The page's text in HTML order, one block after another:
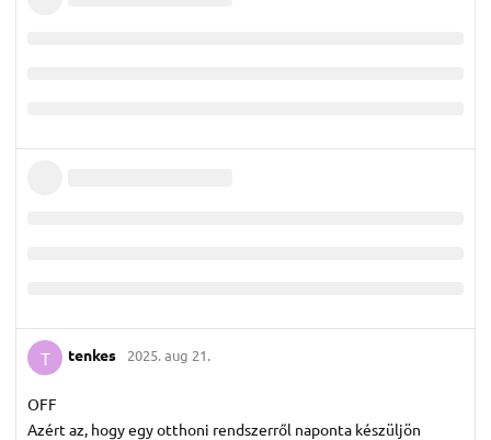
T tenkes 2025. aug 21.
OFF
Azért az, hogy egy otthoni rendszerről naponta készüljön